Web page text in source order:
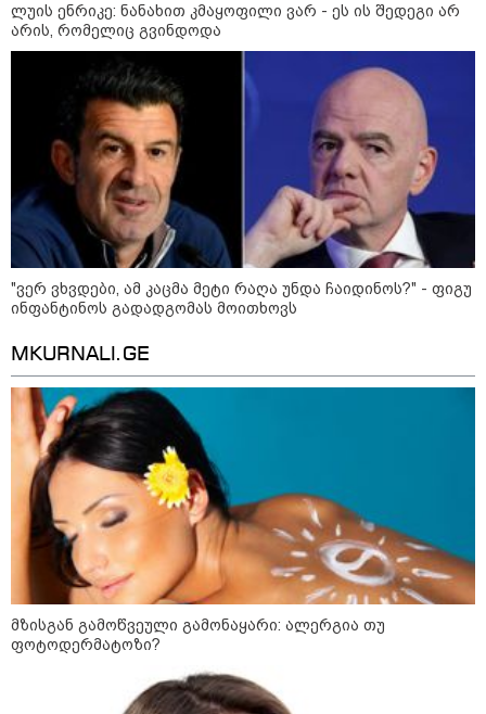
როგორ მოვამზადოთ
ვეგეტარიანული ფალაფელი
რა უნდა გავაკეთოთ პირველ
მნიშვნელოვანი ნაბიჯი
1-დღიანი ტურები თბილისიდან:
დავბრუნდეთ საღამოს?
მსოფლიო
ლუის ენრიკე: ნანახით კმაყოფილი ვარ - ეს ის შედეგი არ
არის, რომელიც გვინდოდა
"ვერ ვხვდები, ამ კაცმა მეტი რაღა უნდა ჩაიდინოს?" - ფიგუ
ინფანტინოს გადადგომას მოითხოვს
MKURNALI.GE
მზისგან გამოწვეული გამონაყარი: ალერგია თუ
ფოტოდერმატოზი?